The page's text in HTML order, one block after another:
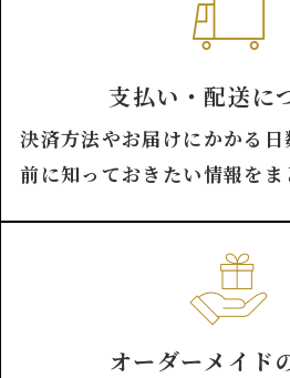
支払い・配送に
決済方法やお届けにかかる
前に知っておきたい情報をま
オーダーメイド